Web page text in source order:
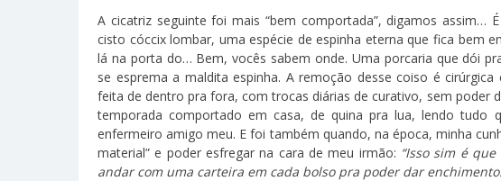
A cicatriz seguinte foi mais “bem comportada”, digamos assim…
cisto cóccix lombar, uma espécie de espinha eterna que fica bem
lá na porta do… Bem, vocês sabem onde. Uma porcaria que dói
se esprema a maldita espinha. A remoção desse coiso é
feita de dentro pra fora, com trocas diárias de curativo, sem poder
temporada comportado em casa, de quina pra lua, lendo tudo
enfermeiro amigo meu. E foi também quando, na época, minha
material” e poder esfregar na cara de meu irmão: “Isso sim é
andar com uma carteira em cada bolso pra poder dar